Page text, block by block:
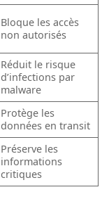
Bloque les accès
non autorisés
Réduit le risque
d’infections par
malware
Protège les
données en transit
Préserve les
informations
critiques